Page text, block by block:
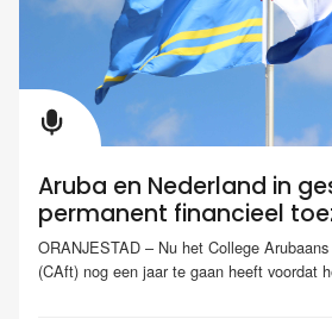
Aruba en Nederland in
permanent financieel
ORANJESTAD – Nu het College
(CAft) nog een jaar te gaan heeft voordat